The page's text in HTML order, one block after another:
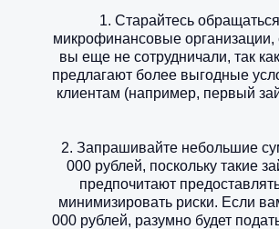
1. Старайтесь
микрофинансовые организации,
вы еще не сотрудничали, так
предлагают более выгодные
клиентам (например, первый
2. Запрашивайте небольшие
000 рублей, поскольку такие
предпочитают
минимизировать риски. Если
000 рублей, разумно будет